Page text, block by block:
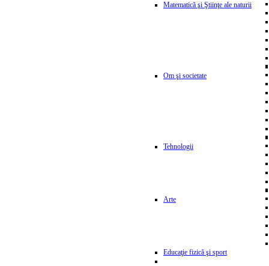
Matematică şi Ştiinţe ale naturii
Om şi societate
Tehnologii
Arte
Educaţie fizică şi sport